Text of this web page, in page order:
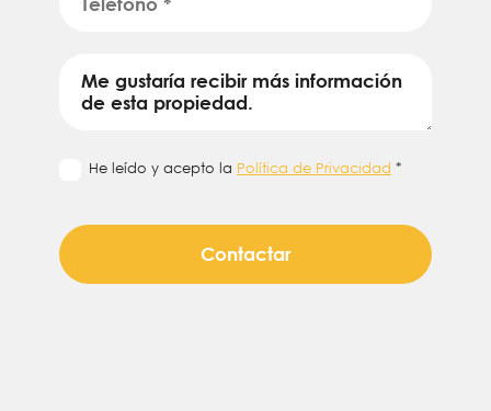
He leído y acepto la Política de Privacidad *
Contactar